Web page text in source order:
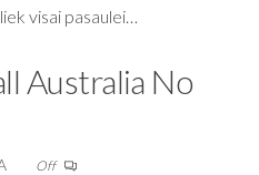
visai pasaulei…
Australia No
Off